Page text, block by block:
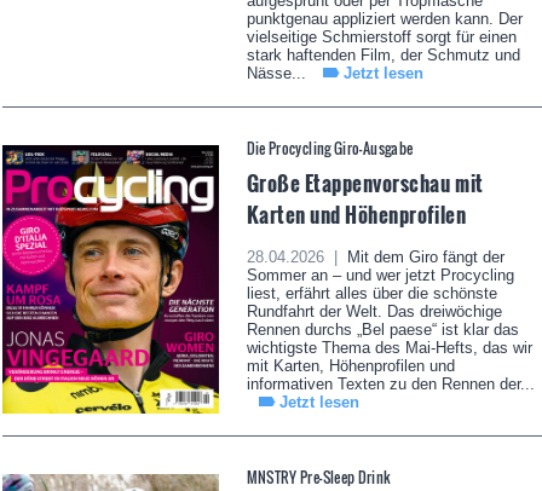
punktgenau appliziert werden kann. Der
vielseitige Schmierstoff sorgt für einen
stark haftenden Film, der Schmutz und
Nässe...
Jetzt lesen
Die Procycling Giro-Ausgabe
Große Etappenvorschau mit
Karten und Höhenprofilen
28.04.2026 |
Mit dem Giro fängt der
Sommer an – und wer jetzt Procycling
liest, erfährt alles über die schönste
Rundfahrt der Welt. Das dreiwöchige
Rennen durchs „Bel paese“ ist klar das
wichtigste Thema des Mai-Hefts, das wir
mit Karten, Höhenprofilen und
informativen Texten zu den Rennen der...
Jetzt lesen
MNSTRY Pre-Sleep Drink